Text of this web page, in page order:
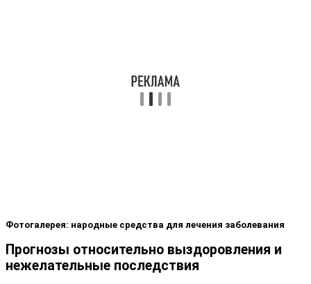
Фотогалерея: народные средства для лечения заболевания
Прогнозы относительно выздоровления и
нежелательные последствия